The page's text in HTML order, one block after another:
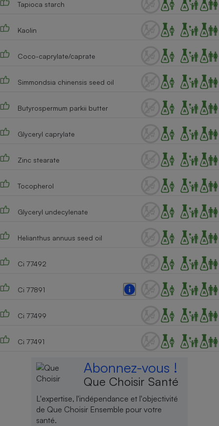
Tapioca starch
Kaolin
Coco-caprylate/caprate
Simmondsia chinensis seed oil
Butyrospermum parkii butter
Glyceryl caprylate
Zinc stearate
Tocopherol
Glyceryl undecylenate
Helianthus annuus seed oil
Ci 77492
Ci 77891
Ci 77499
Ci 77491
Abonnez-vous !
Que Choisir Santé
L'expertise, l'indépendance et l'objectivité
de Que Choisir Ensemble pour votre
santé.
Plaque de cuisson à
induction
Climatiseur -
Ventilateur
Cafetière à expressos
Robot ménager
Téléphone mobile -
Smartphone
Antivirus
Ventilateur